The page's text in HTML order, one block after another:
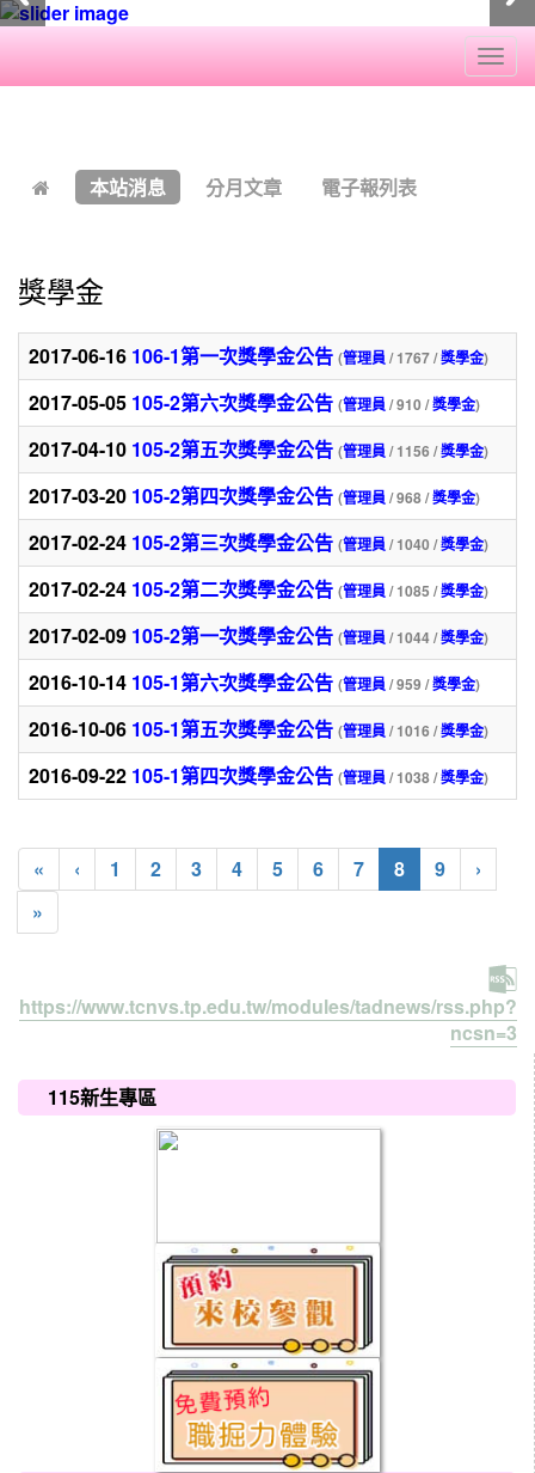
本站消息 分月文章 電子報列表
獎學金
2017-06-16 106-1第一次獎學金公告 (管理員/ 1767 /獎學金)
2017-05-05 105-2第六次獎學金公告 (管理員/ 910 /獎學金)
2017-04-10 105-2第五次獎學金公告 (管理員/ 1156 /獎學金)
2017-03-20 105-2第四次獎學金公告 (管理員/ 968 /獎學金)
2017-02-24 105-2第三次獎學金公告 (管理員/ 1040 /獎學金)
2017-02-24 105-2第二次獎學金公告 (管理員/ 1085 /獎學金)
2017-02-09 105-2第一次獎學金公告 (管理員/ 1044 /獎學金)
2016-10-14 105-1第六次獎學金公告 (管理員/ 959 /獎學金)
2016-10-06 105-1第五次獎學金公告 (管理員/ 1016 /獎學金)
2016-09-22 105-1第四次獎學金公告 (管理員/ 1038 /獎學金)
« ‹ 1 2 3 4 5 6 7 8(current)
9
›
»
https://www.tcnvs.tp.edu.tw/modules/tadnews/rss.php?
ncsn=3
115新生專區